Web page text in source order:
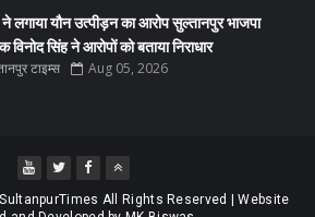
ने लगाया यौन उत्पीड़न का आरोप सुल्तानपुर भाजपा
विनोद सिंह ने आरोपों को बताया निराधार
टाइम्स Aug 05, 2026
SultanpurTimes All Rights Reserved | Website